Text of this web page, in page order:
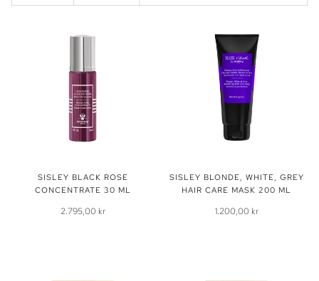
SISLEY BLACK ROSE
CONCENTRATE 30 ML
2.795,00 kr
SISLEY BLONDE, WHITE, GREY
HAIR CARE MASK 200 ML
1.200,00 kr